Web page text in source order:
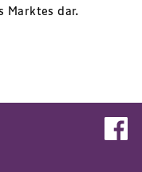
Marktes dar.